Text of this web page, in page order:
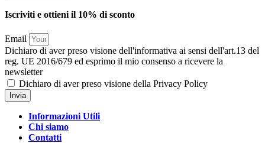
Iscriviti e ottieni il 10% di sconto
Email
Dichiaro di aver preso visione dell'informativa ai sensi dell'art.13 del
reg. UE 2016/679 ed esprimo il mio consenso a ricevere la
newsletter
Dichiaro di aver preso visione della Privacy Policy
Invia
Informazioni Utili
Chi siamo
Contatti